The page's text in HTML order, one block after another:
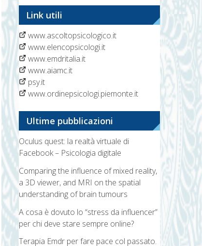
Link utili
www.ascoltopsicologico.it
www.elencopsicologi.it
www.emdritalia.it
www.aiamc.it
psy.it
www.ordinepsicologi.piemonte.it
Ultime pubblicazioni
Oculus quest: la realtà virtuale di
Facebook – Psicologia digitale
Comparing the influence of mixed reality,
a 3D viewer, and MRI on the spatial
understanding of brain tumours
A cosa è dovuto lo “stress da influencer”
per chi deve stare sempre online?
Terapia Emdr per fare pace col passato.